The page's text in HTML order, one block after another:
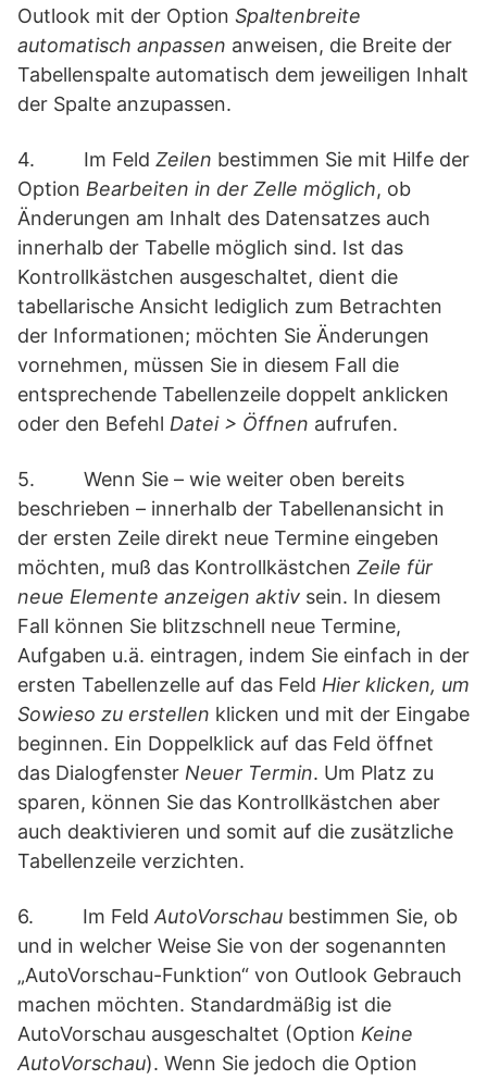
Outlook mit der Option Spaltenbreite
automatisch anpassen anweisen, die Breite der
Tabellenspalte automatisch dem jeweiligen Inhalt
der Spalte anzupassen.
4. Im Feld Zeilen bestimmen Sie mit Hilfe der
Option Bearbeiten in der Zelle möglich, ob
Änderungen am Inhalt des Datensatzes auch
innerhalb der Tabelle möglich sind. Ist das
Kontrollkästchen ausgeschaltet, dient die
tabellarische Ansicht lediglich zum Betrachten
der Informationen; möchten Sie Änderungen
vornehmen, müssen Sie in diesem Fall die
entsprechende Tabellenzeile doppelt anklicken
oder den Befehl Datei > Öffnen aufrufen.
5. Wenn Sie – wie weiter oben bereits
beschrieben – innerhalb der Tabellenansicht in
der ersten Zeile direkt neue Termine eingeben
möchten, muß das Kontrollkästchen Zeile für
neue Elemente anzeigen aktiv sein. In diesem
Fall können Sie blitzschnell neue Termine,
Aufgaben u.ä. eintragen, indem Sie einfach in der
ersten Tabellenzelle auf das Feld Hier klicken, um
Sowieso zu erstellen klicken und mit der Eingabe
beginnen. Ein Doppelklick auf das Feld öffnet
das Dialogfenster Neuer Termin. Um Platz zu
sparen, können Sie das Kontrollkästchen aber
auch deaktivieren und somit auf die zusätzliche
Tabellenzeile verzichten.
6. Im Feld AutoVorschau bestimmen Sie, ob
und in welcher Weise Sie von der sogenannten
„AutoVorschau-Funktion“ von Outlook Gebrauch
machen möchten. Standardmäßig ist die
AutoVorschau ausgeschaltet (Option Keine
AutoVorschau). Wenn Sie jedoch die Option